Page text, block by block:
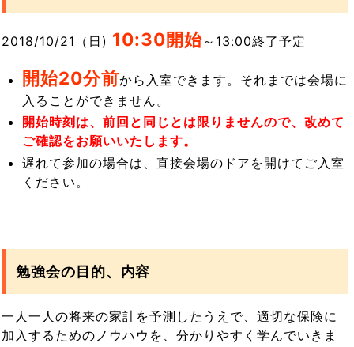
2018/10/21（日) 10:30開始～13:00終了予定
開始20分前から入室できます。それまでは会場に
入ることができません。
開始時刻は、前回と同じとは限りませんので、改めて
ご確認をお願いいたします。
遅れて参加の場合は、直接会場のドアを開けてご入室
ください。
勉強会の目的、内容
一人一人の将来の家計を予測したうえで、適切な保険に
加入するためのノウハウを、分かりやすく学んでいきま